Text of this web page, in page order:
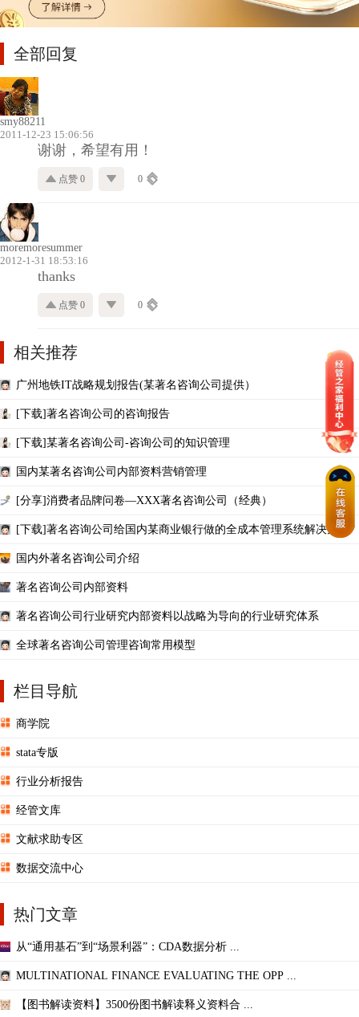
全部回复
smy88211
2011-12-23 15:06:56
谢谢，希望有用！
点赞 0 0
moremoresummer
2012-1-31 18:53:16
thanks
点赞 0 0
相关推荐
广州地铁IT战略规划报告(某著名咨询公司提供）
[下载]著名咨询公司的咨询报告
[下载]某著名咨询公司-咨询公司的知识管理
国内某著名咨询公司内部资料营销管理
[分享]消费者品牌问卷—XXX著名咨询公司（经典）
[下载]著名咨询公司给国内某商业银行做的全成本管理系统解决方案
国内外著名咨询公司介绍
著名咨询公司内部资料
著名咨询公司行业研究内部资料以战略为导向的行业研究体系
全球著名咨询公司管理咨询常用模型
栏目导航
商学院
stata专版
行业分析报告
经管文库
文献求助专区
数据交流中心
热门文章
从“通用基石”到“场景利器”：CDA数据分析 ...
MULTINATIONAL FINANCE EVALUATING THE OPP ...
【图书解读资料】3500份图书解读释义资料合 ...